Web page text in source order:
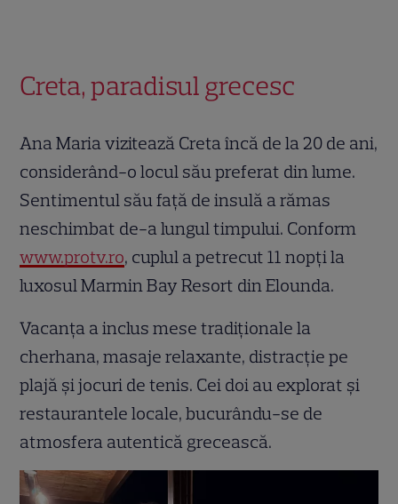
Creta, paradisul grecesc
Ana Maria vizitează Creta încă de la 20 de ani,
considerând-o locul său preferat din lume.
Sentimentul său față de insulă a rămas
neschimbat de-a lungul timpului. Conform
www.protv.ro, cuplul a petrecut 11 nopți la
luxosul Marmin Bay Resort din Elounda.
Vacanța a inclus mese tradiționale la
cherhana, masaje relaxante, distracție pe
plajă și jocuri de tenis. Cei doi au explorat și
restaurantele locale, bucurându-se de
atmosfera autentică grecească.